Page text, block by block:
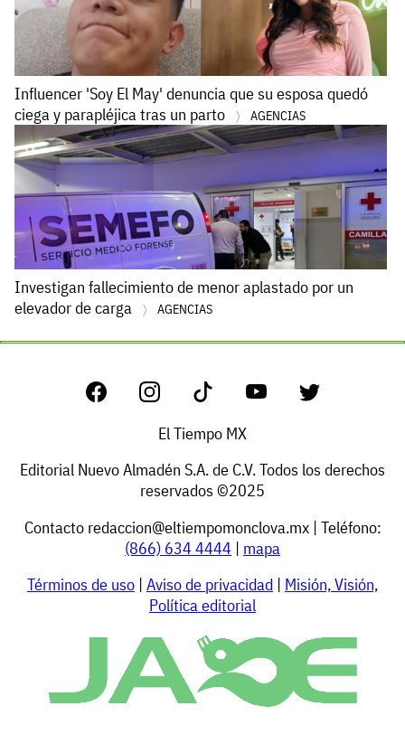
Influencer 'Soy El May' denuncia que su esposa quedó
ciega y parapléjica tras un parto
AGENCIAS
Investigan fallecimiento de menor aplastado por un
elevador de carga
AGENCIAS
El Tiempo MX
Editorial Nuevo Almadén S.A. de C.V. Todos los derechos
reservados ©2025
Contacto redaccion@eltiempomonclova.mx| Teléfono:
(866) 634 4444 | mapa
Términos de uso | Aviso de privacidad | Misión, Visión,
Política editorial